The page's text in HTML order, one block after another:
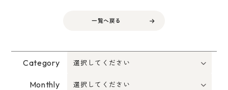
一覧へ戻る
Category
Monthly